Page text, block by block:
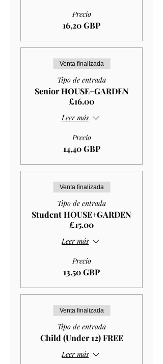
Precio
16,20 GBP
Venta finalizada
Tipo de entrada
Senior HOUSE+GARDEN
£16.00
Leer más
Precio
14,40 GBP
Venta finalizada
Tipo de entrada
Student HOUSE+GARDEN
£15.00
Leer más
Precio
13,50 GBP
Venta finalizada
Tipo de entrada
Child (Under 12) FREE
Leer más